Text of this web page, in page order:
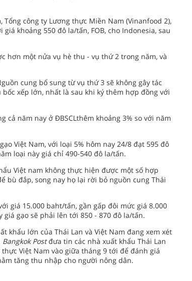
công ty Lương thực Miền Nam (Vinanfood 2),
khoảng 550 đô la/tấn, FOB, cho Indonesia, sau
hơn một nửa vụ hè thu - vụ thứ 2 trong năm, và
cung bổ sung từ vụ thứ 3 sẽ không gây tác
xếp lớn, nhất là sau khi ký thêm hợp đồng với
năm nay ở ĐBSCLthêm khoảng 3% so với năm
Việt Nam, với loại 5% hôm nay 24/8 đạt 595 đô
loại này giá chỉ 490-540 đô la/tấn.
Việt nam không thực hiện được một số hợp
bù đắp, song nay họ lại rời bỏ nguồn cung Thái
giá 15.000 baht/tấn, gần gấp đôi mức giá 8.000
gạo sẽ phải lên tới 850 - 870 đô la/tấn.
khẩu lớn của Thái Lan và Việt Nam đang xem xét
Bangkok Postđưa tin các nhà xuất khẩu Thái Lan
Việt Nam vào giữa tháng 9 tới để đánh giá
tăng thu nhập cho người nông dân.